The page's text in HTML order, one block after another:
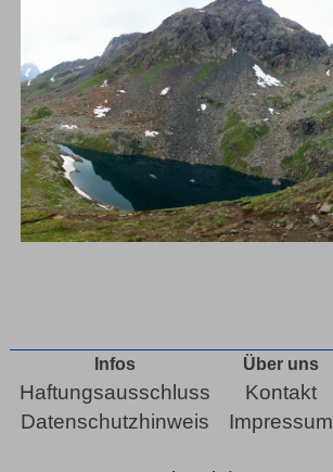
Infos
Haftungsausschluss
Datenschutzhinweis
Über uns
Kontakt
Impressum